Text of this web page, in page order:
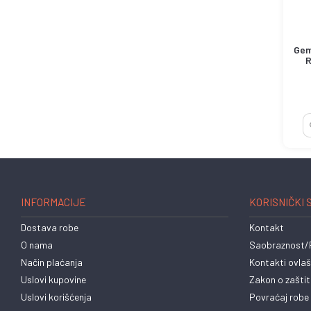
INFORMACIJE
Dostava robe
O nama
Način plaćanja
Uslovi kupovine
Uslovi korišćenja
KORISNIČKI
Kontakt
Kontakti
Zakon o
Povraćaj robe